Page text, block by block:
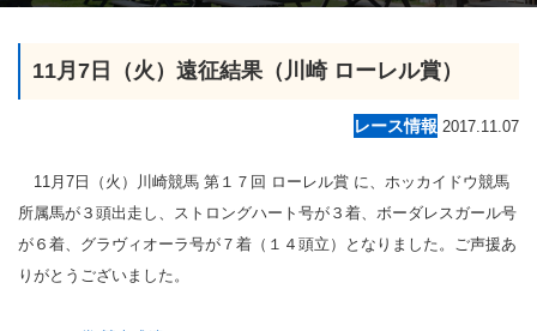
11月7日（火）遠征結果（川崎 ローレル賞）
レース情報 2017.11.07
11月7日（火）川崎競馬 第１７回 ローレル賞 に、ホッカイドウ競馬
所属馬が３頭出走し、ストロングハート号が３着、ボーダレスガール号
が６着、グラヴィオーラ号が７着（１４頭立）となりました。ご声援あ
りがとうございました。